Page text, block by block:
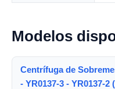
Modelos
Centrífuga de
- YR0137-3 - YR0137-2